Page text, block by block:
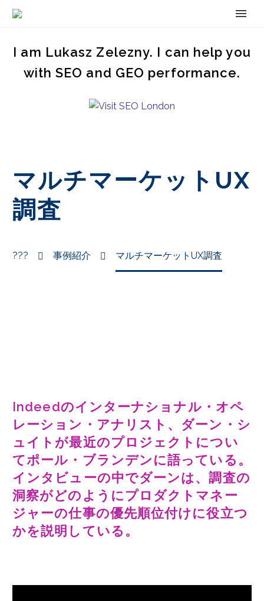
I am Lukasz Zelezny. I can help you
with SEO and GEO performance.
マルチマーケットUX
調査
??? 事例紹介 マルチマーケットUX調査
Indeedのインターナショナル・オペ
レーション・アナリスト、ダーン・シ
ュイトが最近のプロジェクトについ
てポール・ブランデンに語っている。
インタビューの中でダーンは、調査の
洞察がどのようにプロダクトマネー
ジャーの仕事の優先順位付けに役立つ
かを説明している。